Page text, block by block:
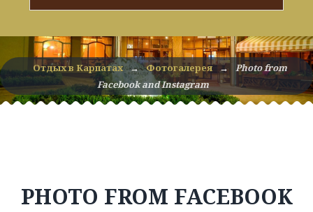
Отдых в Карпатах → Фотогалерея → Photo from
Facebook and Instagram
PHOTO FROM FACEBOOK